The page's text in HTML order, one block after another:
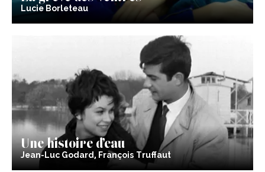
Lucie Borleteau
Une histoire d’eau
Jean-Luc Godard, François Truffaut